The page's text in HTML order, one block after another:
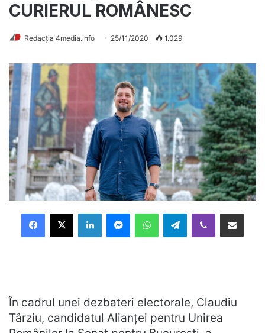
CURIERUL ROMÂNESC
Redacția 4media.info 25/11/2020 1.029
Facebook
X LinkedInMessengerWhatsAppTelegramViber Distribuie prin mail
În cadrul unei dezbateri electorale, Claudiu
Târziu, candidatul Alianței pentru Unirea